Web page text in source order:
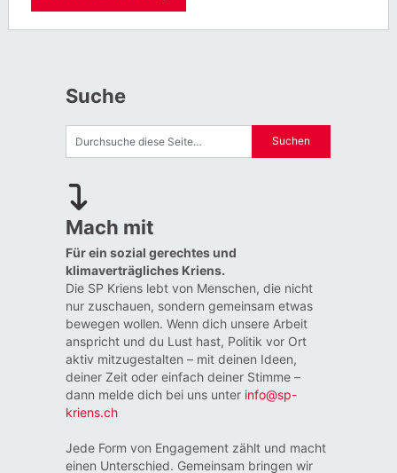
Suche
Mach mit
Für ein sozial gerechtes und
klimaverträgliches Kriens.
Die SP Kriens lebt von Menschen, die nicht
nur zuschauen, sondern gemeinsam etwas
bewegen wollen. Wenn dich unsere Arbeit
anspricht und du Lust hast, Politik vor Ort
aktiv mitzugestalten – mit deinen Ideen,
deiner Zeit oder einfach deiner Stimme –
dann melde dich bei uns unter info@sp-
kriens.ch
Jede Form von Engagement zählt und macht
einen Unterschied. Gemeinsam bringen wir